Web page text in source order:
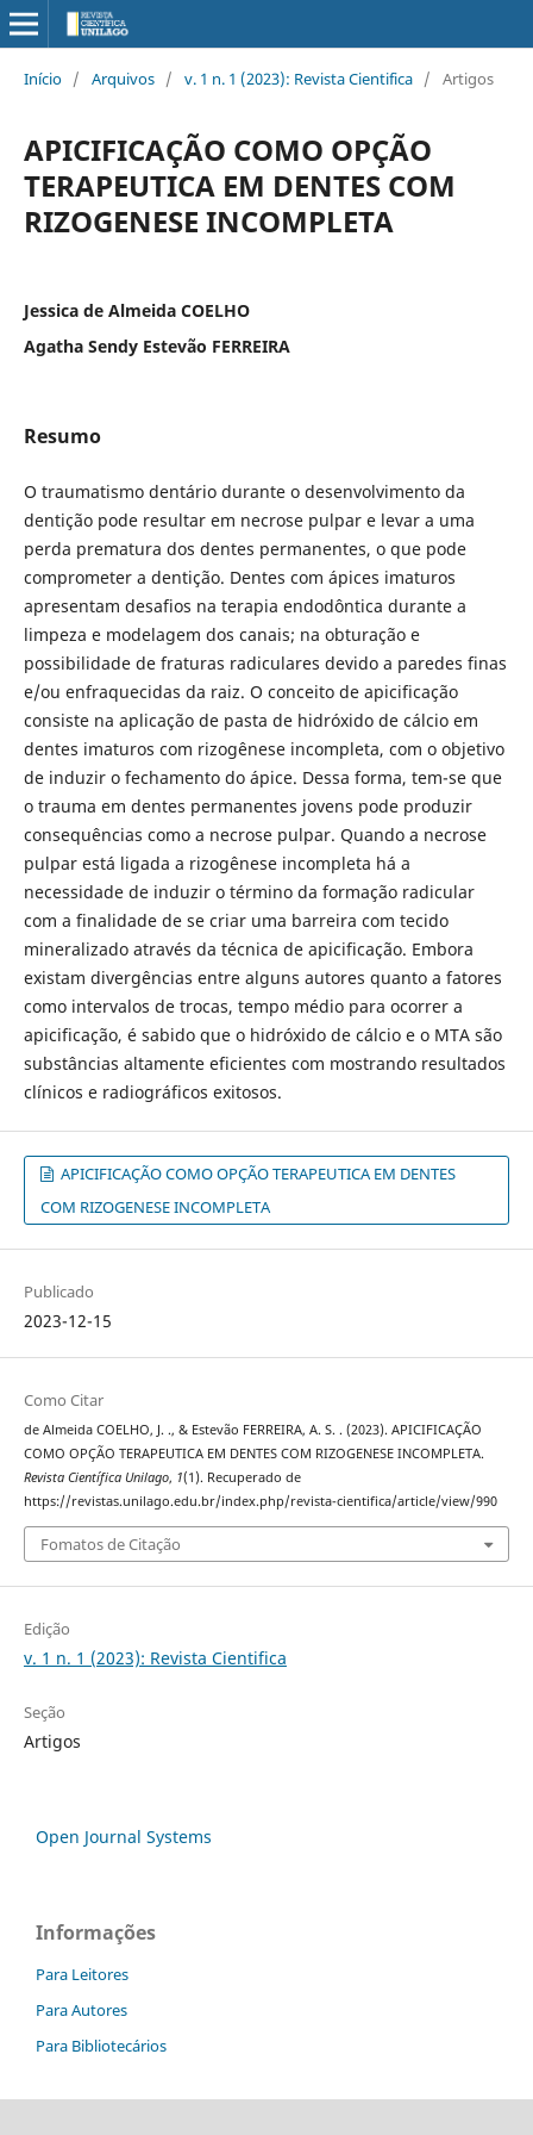
Início / Arquivos / v. 1 n. 1 (2023): Revista Cientifica / Artigos
APICIFICAÇÃO COMO OPÇÃO
TERAPEUTICA EM DENTES COM
RIZOGENESE INCOMPLETA
Jessica de Almeida COELHO
Agatha Sendy Estevão FERREIRA
Resumo
O traumatismo dentário durante o desenvolvimento da
dentição pode resultar em necrose pulpar e levar a uma
perda prematura dos dentes permanentes, o que pode
comprometer a dentição. Dentes com ápices imaturos
apresentam desafios na terapia endodôntica durante a
limpeza e modelagem dos canais; na obturação e
possibilidade de fraturas radiculares devido a paredes finas
e/ou enfraquecidas da raiz. O conceito de apicificação
consiste na aplicação de pasta de hidróxido de cálcio em
dentes imaturos com rizogênese incompleta, com o objetivo
de induzir o fechamento do ápice. Dessa forma, tem-se que
o trauma em dentes permanentes jovens pode produzir
consequências como a necrose pulpar. Quando a necrose
pulpar está ligada a rizogênese incompleta há a
necessidade de induzir o término da formação radicular
com a finalidade de se criar uma barreira com tecido
mineralizado através da técnica de apicificação. Embora
existam divergências entre alguns autores quanto a fatores
como intervalos de trocas, tempo médio para ocorrer a
apicificação, é sabido que o hidróxido de cálcio e o MTA são
substâncias altamente eficientes com mostrando resultados
clínicos e radiográficos exitosos.
APICIFICAÇÃO COMO OPÇÃO TERAPEUTICA EM DENTES
COM RIZOGENESE INCOMPLETA
Publicado
2023-12-15
Como Citar
de Almeida COELHO, J. ., & Estevão FERREIRA, A. S. . (2023). APICIFICAÇÃO
COMO OPÇÃO TERAPEUTICA EM DENTES COM RIZOGENESE INCOMPLETA.
Revista Científica Unilago, 1(1). Recuperado de
https://revistas.unilago.edu.br/index.php/revista-cientifica/article/view/990
Fomatos de Citação
Edição
v. 1 n. 1 (2023): Revista Cientifica
Seção
Artigos
Open Journal Systems
Informações
Para Leitores
Para Autores
Para Bibliotecários